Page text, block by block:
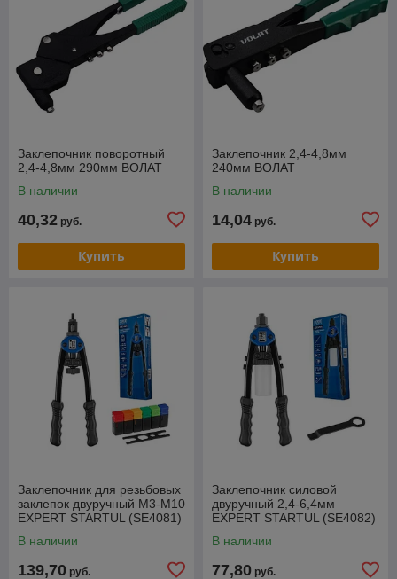
Заклепочник поворотный
2,4-4,8мм 290мм ВОЛАТ
В наличии
40,32 руб.
Купить
Заклепочник 2,4-4,8мм
240мм ВОЛАТ
В наличии
14,04 руб.
Купить
Заклепочник для резьбовых
заклепок двуручный M3-M10
EXPERT STARTUL (SE4081)
В наличии
139,70 руб.
Заклепочник силовой
двуручный 2,4-6,4мм
EXPERT STARTUL (SE4082)
В наличии
77,80 руб.